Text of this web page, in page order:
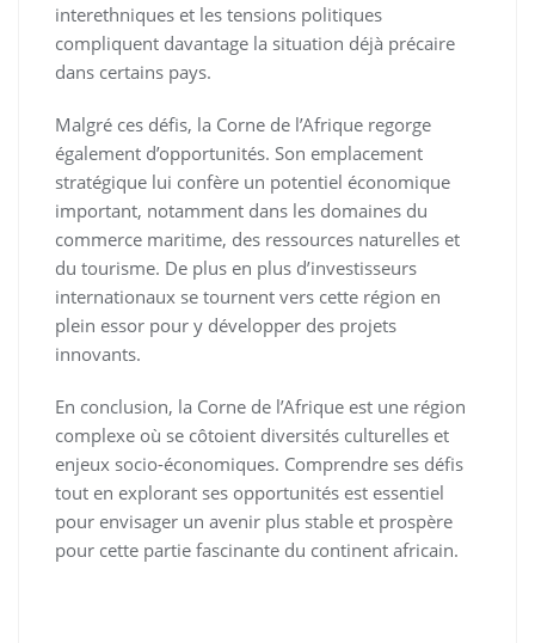
interethniques et les tensions politiques
compliquent davantage la situation déjà précaire
dans certains pays.
Malgré ces défis, la Corne de l’Afrique regorge
également d’opportunités. Son emplacement
stratégique lui confère un potentiel économique
important, notamment dans les domaines du
commerce maritime, des ressources naturelles et
du tourisme. De plus en plus d’investisseurs
internationaux se tournent vers cette région en
plein essor pour y développer des projets
innovants.
En conclusion, la Corne de l’Afrique est une région
complexe où se côtoient diversités culturelles et
enjeux socio-économiques. Comprendre ses défis
tout en explorant ses opportunités est essentiel
pour envisager un avenir plus stable et prospère
pour cette partie fascinante du continent africain.